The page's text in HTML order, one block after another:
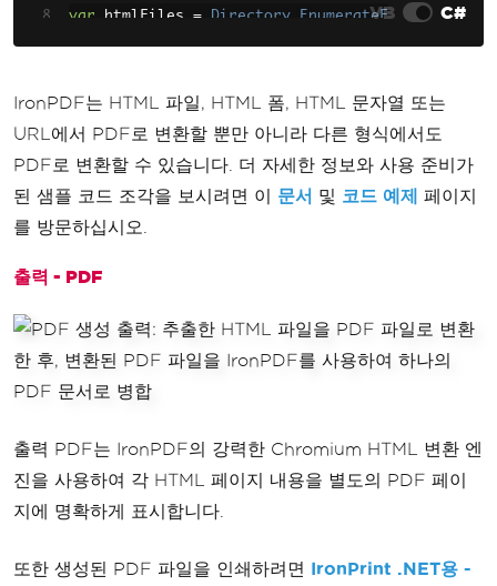
var htmlFiles = Directory
EnumerateF
// Loop through each HTML file
{
// Render the current HTML file
as a PDF document using the ChromePd
fRenderer
eAsPdf
// Add the generated PDF documen
    pdfs
( pdf);
}
// Merge all the individual PDF docu
ments in the list into a single PDF
document
VB C#
IronPDF는 HTML 파일, HTML 폼, HTML 문자열 또는
URL에서 PDF로 변환할 뿐만 아니라 다른 형식에서도
PDF로 변환할 수 있습니다. 더 자세한 정보와 사용 준비가
된 샘플 코드 조각을 보시려면 이 문서 및 코드 예제
페이지
를 방문하십시오.
출력 - PDF
출력 PDF는 IronPDF의 강력한 Chromium HTML 변환 엔
진을 사용하여 각 HTML 페이지 내용을 별도의 PDF 페이
지에 명확하게 표시합니다.
또한 생성된 PDF 파일을 인쇄하려면 IronPrint .NET용 -